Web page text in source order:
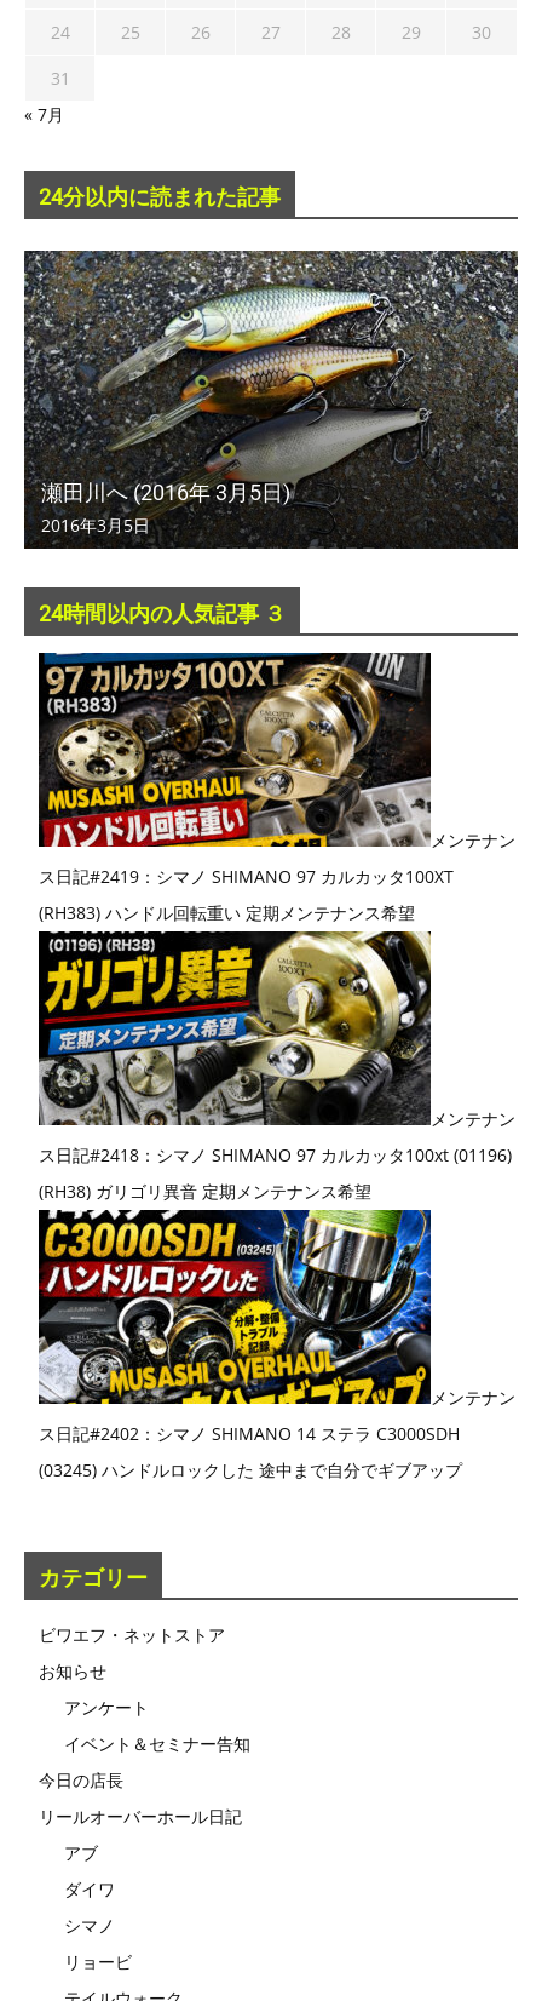
24
25 26 27 28 29
30
31
« 7月
24分以内に読まれた記事
瀬田川へ (2016年 3月5日)
2016年3月5日
24時間以内の人気記事 ３
メンテナン
ス日記#2419：シマノ SHIMANO 97 カルカッタ100XT
(RH383) ハンドル回転重い 定期メンテナンス希望
メンテナン
ス日記#2418：シマノ SHIMANO 97 カルカッタ100xt (01196)
(RH38) ガリゴリ異音 定期メンテナンス希望
メンテナン
ス日記#2402：シマノ SHIMANO 14 ステラ C3000SDH
(03245) ハンドルロックした 途中まで自分でギブアップ
カテゴリー
ビワエフ・ネットストア
お知らせ
アンケート
イベント＆セミナー告知
今日の店長
リールオーバーホール日記
アブ
ダイワ
シマノ
リョービ